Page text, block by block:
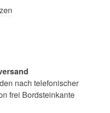
nach telefonischer
frei Bordsteinkante